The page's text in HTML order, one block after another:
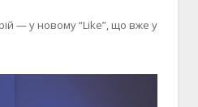
— у новому “Like”, що вже у